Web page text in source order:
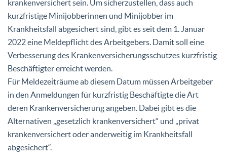
krankenversichert sein. Um sicherzustellen, dass auch
kurzfristige Minijobberinnen und Minijobber im
Krankheitsfall abgesichert sind, gibt es seit dem 1. Januar
2022 eine Meldepflicht des Arbeitgebers. Damit soll eine
Verbesserung des Krankenversicherungsschutzes kurzfristig
Beschäftigter erreicht werden.
Für Meldezeiträume ab diesem Datum müssen Arbeitgeber
in den Anmeldungen für kurzfristig Beschäftigte die Art
deren Krankenversicherung angeben. Dabei gibt es die
Alternativen „gesetzlich krankenversichert“ und „privat
krankenversichert oder anderweitig im Krankheitsfall
abgesichert“.